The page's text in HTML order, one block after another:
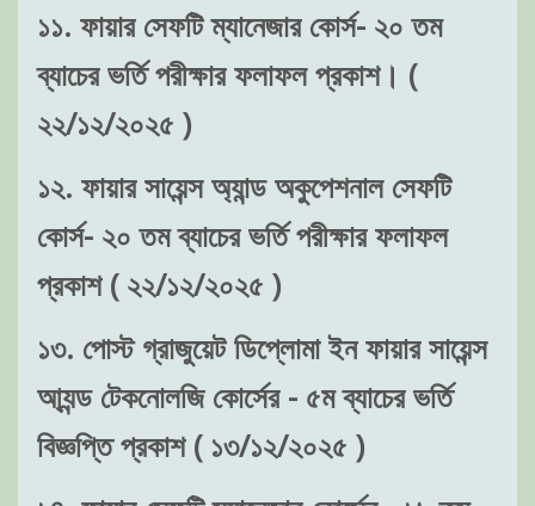
১১. ফায়ার সেফটি ম্যানেজার কোর্স- ২০ তম
ব্যাচের ভর্তি পরীক্ষার ফলাফল প্রকাশ। (
২২/১২/২০২৫ )
১২. ফায়ার সায়েন্স অ্যান্ড অকুপেশনাল সেফটি
কোর্স- ২০ তম ব্যাচের ভর্তি পরীক্ষার ফলাফল
প্রকাশ ( ২২/১২/২০২৫ )
১৩. পোস্ট গ্রাজুয়েট ডিপ্লোমা ইন ফায়ার সায়েন্স
আ্যন্ড টেকনোলজি কোর্সের - ৫ম ব্যাচের ভর্তি
বিজ্ঞপ্তি প্রকাশ ( ১৩/১২/২০২৫ )